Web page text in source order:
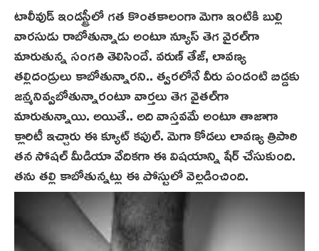
టాలీవుడ్ ఇండస్ట్రీలో గత కొంతకాలంగా మెగా ఇంటికి బుల్లి
వారసుడు రాబోతున్నాడు అంటూ న్యూస్ తెగ‌ వైరల్‌గా
మారుతున్న సంగతి తెలిసిందే. వరుణ్ తేజ్, లావణ్య
తల్లిదండ్రులు కాబోతున్నారని.. త్వరలోనే వీరు పండంటి బిడ్డకు
జన్మనివ్వబోతున్నారంటూ వార్తలు తెగ వైత‌ల్‌గా
మారుతున్నాయి. అయితే.. అది వాస్తవమే అంటూ తాజాగా
క్లారిటీ ఇచ్చారు ఈ క్యూట్ కపుల్. మెగా కోడలు లావణ్య త్రిపాఠి
తన సోషల్ మీడియా వేదికగా ఈ విషయాన్ని షేర్ చేసుకుంది.
తను తల్లి కాబోతున్నట్లు ఈ పోస్టులో వెల్లడించింది.